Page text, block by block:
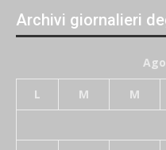
Archivi giornalieri
L M M